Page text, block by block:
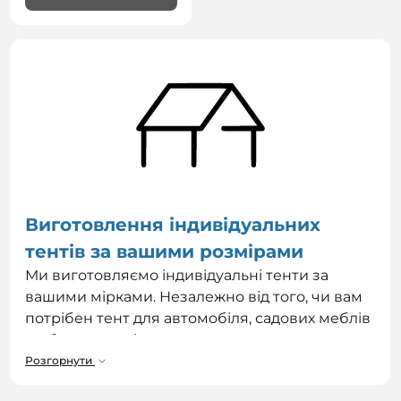
Виготовлення індивідуальних
тентів за вашими розмірами
Ми виготовляємо індивідуальні тенти за
вашими мірками. Незалежно від того, чи вам
потрібен тент для автомобіля, садових меблів
чи будь-якого іншого застосування, ми
зможемо створити для вас тент, який ідеально
Розгорнути